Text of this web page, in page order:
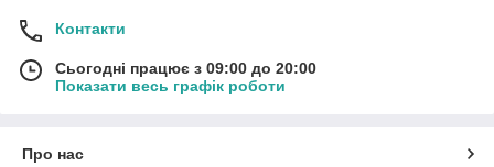
Контакти
Сьогодні працює з 09:00 до 20:00
Показати весь графік роботи
Про нас